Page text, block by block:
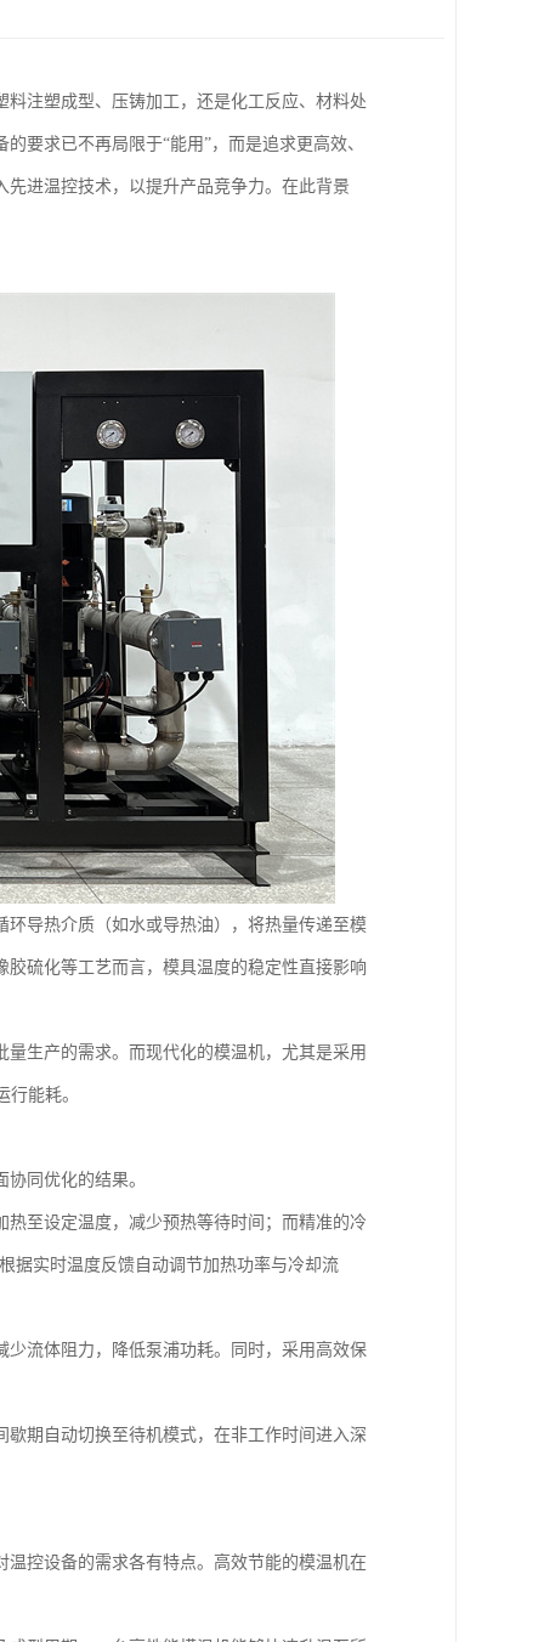
注塑成型、压铸加工，还是化工反应、材料处
要求已不再局限于“能用”，而是追求更高效、
进温控技术，以提升产品竞争力。在此背景
导热介质（如水或导热油），将热量传递至模
硫化等工艺而言，模具温度的稳定性直接影响
生产的需求。而现代化的模温机，尤其是采用
能耗。
同优化的结果。
至设定温度，减少预热等待时间；而精准的冷
据实时温度反馈自动调节加热功率与冷却流
流体阻力，降低泵浦功耗。同时，采用高效保
期自动切换至待机模式，在非工作时间进入深
控设备的需求各有特点。高效节能的模温机在